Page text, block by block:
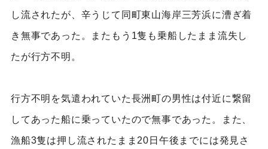
し流されたが、辛うじて同町東山海岸三芳浜に漕ぎ着
き無事であった。またもう1隻も乗船したまま流失し
たが行方不明。
行方不明を気遣われていた長洲町の男性は付近に繋留
してあった船に乗っていたので無事であった。また、
漁船3隻は押し流されたまま20日午後までには発見さ